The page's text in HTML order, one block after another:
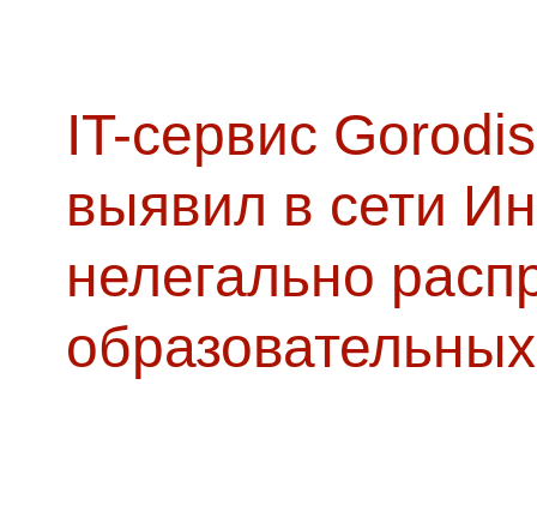
IT-сервис
выявил в сети
нелегально